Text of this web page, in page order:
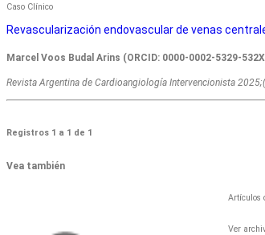
Caso Clínico
Revascularización endovascular de venas
Marcel Voos Budal Arins (ORCID: 0000-0002-5329-
Revista Argentina de Cardioangiologí­a Intervencionista
Registros 1 a 1 de 1
Vea también
Artículos
Ver